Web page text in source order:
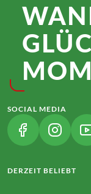
SOCIAL MEDIA
(LINK ÖFFNET
(LINK
DERZEIT BELIEBT